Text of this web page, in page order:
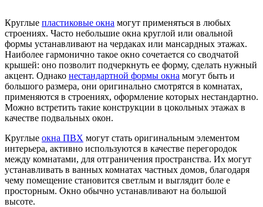
Круглые пластиковые окна могут применяться в любых
строениях. Часто небольшие окна круглой или овальной
формы устанавливают на чердаках или мансардных этажах.
Наиболее гармонично такое окно сочетается со сводчатой
крышей: оно позволит подчеркнуть ее форму, сделать нужный
акцент. Однако нестандартной формы окна могут быть и
большого размера, они оригинально смотрятся в комнатах,
применяются в строениях, оформление которых нестандартно.
Можно встретить такие конструкции в цокольных этажах в
качестве подвальных окон.
Круглые окна ПВХ могут стать оригинальным элементом
интерьера, активно используются в качестве перегородок
между комнатами, для отграничения пространства. Их могут
устанавливать в ванных комнатах частных домов, благодаря
чему помещение становится светлым и выглядит боле е
просторным. Окно обычно устанавливают на большой
высоте.